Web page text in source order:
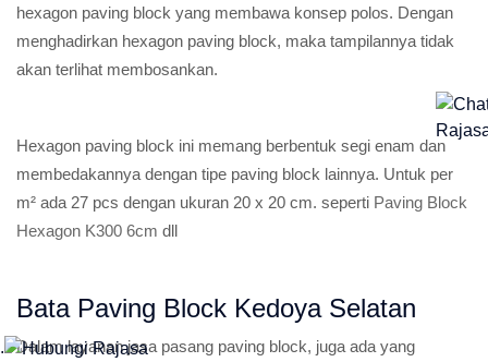
hexagon paving block yang membawa konsep polos. Dengan
menghadirkan hexagon paving block, maka tampilannya tidak
akan terlihat membosankan.
Hexagon paving block ini memang berbentuk segi enam dan
membedakannya dengan tipe paving block lainnya. Untuk per
m² ada 27 pcs dengan ukuran 20 x 20 cm. seperti Paving Block
Hexagon K300 6cm dll
Bata Paving Block Kedoya Selatan
Dalam layanan jasa pasang paving block, juga ada yang
.